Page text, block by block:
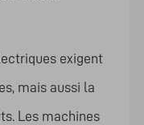
exigent
mais aussi la
Les machines